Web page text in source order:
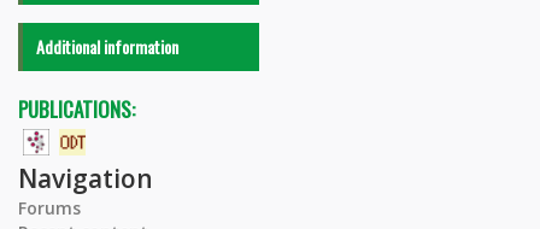
Additional information
PUBLICATIONS:
Navigation
Forums